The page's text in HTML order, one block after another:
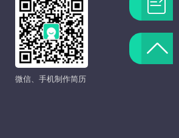
微信、手机制作简历
客
服
题
反
返